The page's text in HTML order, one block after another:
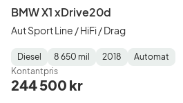
BMW X1 xDrive20d
Aut Sport Line / HiFi / Drag
Fuel
Type:
Diesel
Mätarställning:
8 650 mil
Model
Year:
2018
Gearbox
Type:
Automat
Kontantpris
244 500 kr